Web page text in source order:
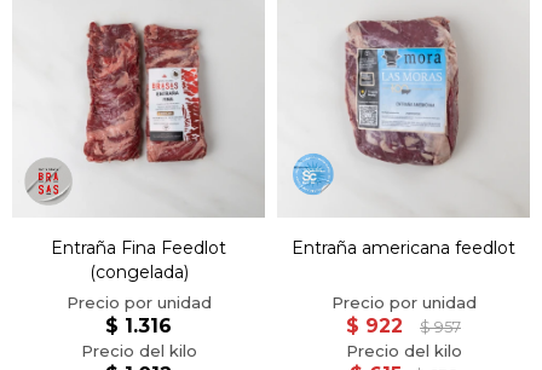
Entraña Fina Feedlot
(congelada)
$ 1.316
Entraña americana feedlot
$ 922 $ 957